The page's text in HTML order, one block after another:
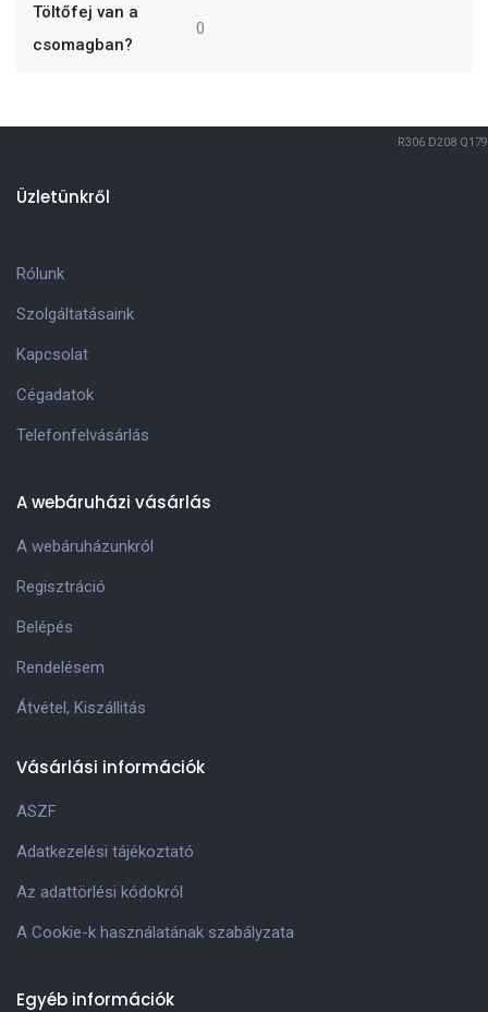
Töltőfej van a
csomagban?
0
R306 D208 Q179
Üzletünkről
Rólunk
Szolgáltatásaink
Kapcsolat
Cégadatok
Telefonfelvásárlás
A webáruházi vásárlás
A webáruházunkról
Regisztráció
Belépés
Rendelésem
Átvétel, Kiszállitás
Vásárlási információk
ASZF
Adatkezelési tájékoztató
Az adattörlési kódokról
A Cookie-k használatának szabályzata
Egyéb információk